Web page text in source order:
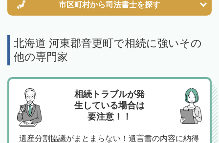
市区町村から司法書士を探す
北海道 河東郡音更町で相続に強いその
他の専門家
相続トラブルが発
生している場合は
要注意！！
遺産分割協議がまとまらない！遺言書の内容に納得